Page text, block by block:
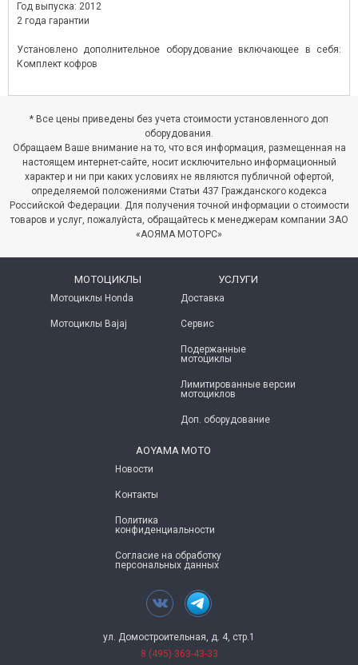
Год выпуска: 2012
2 года гарантии
Установлено дополнительное оборудование включающее в себя:
Комплект кофров
* Все цены приведены без учета стоимости установленного доп
оборудования.
Обращаем Ваше внимание на то, что вся информация, размещенная на
настоящем интернет-сайте, носит исключительно информационный
характер и ни при каких условиях не являются публичной офертой,
определяемой положениями Статьи 437 Гражданского кодекса
Российской Федерации. Для получения точной информации о стоимости
товаров и услуг, пожалуйста, обращайтесь к менеджерам компании ЗАО
«АОЯМА МОТОРС»
МОТОЦИКЛЫ
Мотоциклы Honda
Мотоциклы Bajaj
УСЛУГИ
Доставка
Сервис
Подержанные
мотоциклы
Лимитированные версии
мотоциклов
Доп. оборудование
AOYAMA MOTO
Новости
Контакты
Политика
конфиденциальности
Согласие на обработку
персональных данных
ул. Домостроительная, д. 4, стр.1
8 (495) 363-43-33